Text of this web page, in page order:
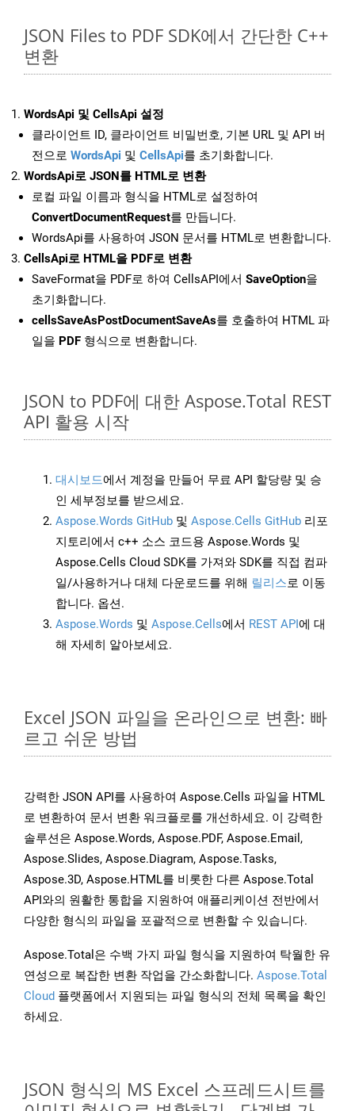
JSON Files to PDF SDK에서 간단한 C++
변환
WordsApi 및 CellsApi 설정
클라이언트 ID, 클라이언트 비밀번호, 기본 URL 및 API 버
전으로 WordsApi 및 CellsApi를 초기화합니다.
WordsApi로 JSON를 HTML로 변환
로컬 파일 이름과 형식을 HTML로 설정하여
ConvertDocumentRequest를 만듭니다.
WordsApi를 사용하여 JSON 문서를 HTML로 변환합니다.
CellsApi로 HTML을 PDF로 변환
SaveFormat을 PDF로 하여 CellsAPI에서 SaveOption을
초기화합니다.
cellsSaveAsPostDocumentSaveAs를 호출하여 HTML 파
일을 PDF 형식으로 변환합니다.
JSON to PDF에 대한 Aspose.Total REST
API 활용 시작
대시보드에서 계정을 만들어 무료 API 할당량 및 승
인 세부정보를 받으세요.
Aspose.Words GitHub 및 Aspose.Cells GitHub 리포
지토리에서 c++ 소스 코드용 Aspose.Words 및
Aspose.Cells Cloud SDK를 가져와 SDK를 직접 컴파
일/사용하거나 대체 다운로드를 위해 릴리스로 이동
합니다. 옵션.
Aspose.Words 및 Aspose.Cells에서 REST API에 대
해 자세히 알아보세요.
Excel JSON 파일을 온라인으로 변환: 빠
르고 쉬운 방법
강력한 JSON API를 사용하여 Aspose.Cells 파일을 HTML
로 변환하여 문서 변환 워크플로를 개선하세요. 이 강력한
솔루션은 Aspose.Words, Aspose.PDF, Aspose.Email,
Aspose.Slides, Aspose.Diagram, Aspose.Tasks,
Aspose.3D, Aspose.HTML를 비롯한 다른 Aspose.Total
API와의 원활한 통합을 지원하여 애플리케이션 전반에서
다양한 형식의 파일을 포괄적으로 변환할 수 있습니다.
Aspose.Total은 수백 가지 파일 형식을 지원하여 탁월한 유
연성으로 복잡한 변환 작업을 간소화합니다. Aspose.Total
Cloud 플랫폼에서 지원되는 파일 형식의 전체 목록을 확인
하세요.
JSON 형식의 MS Excel 스프레드시트를